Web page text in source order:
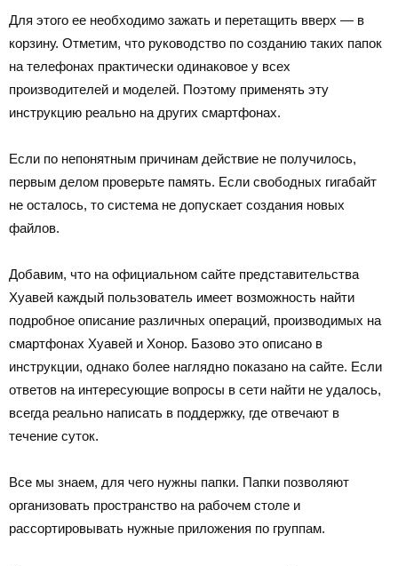
Для этого ее необходимо зажать и перетащить вверх — в
корзину. Отметим, что руководство по созданию таких папок
на телефонах практически одинаковое у всех
производителей и моделей. Поэтому применять эту
инструкцию реально на других смартфонах.
Если по непонятным причинам действие не получилось,
первым делом проверьте память. Если свободных гигабайт
не осталось, то система не допускает создания новых
файлов.
Добавим, что на официальном сайте представительства
Хуавей каждый пользователь имеет возможность найти
подробное описание различных операций, производимых на
смартфонах Хуавей и Хонор. Базово это описано в
инструкции, однако более наглядно показано на сайте. Если
ответов на интересующие вопросы в сети найти не удалось,
всегда реально написать в поддержку, где отвечают в
течение суток.
Все мы знаем, для чего нужны папки. Папки позволяют
организовать пространство на рабочем столе и
рассортировывать нужные приложения по группам.